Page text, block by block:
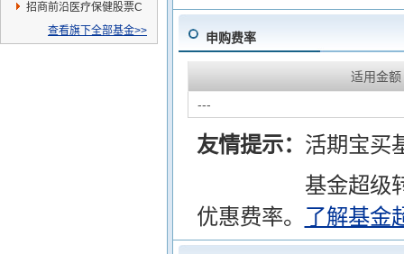
招商前沿医疗保健股票C
查看旗下全部基金>>
申购费率
适用金额
---
友情提示： 活期宝买
基金超级
优惠费率。 了解基金